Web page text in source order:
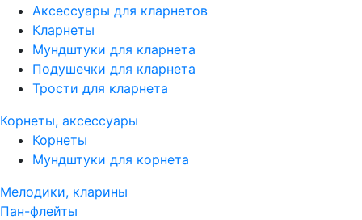
Аксессуары для кларнетов
Кларнеты
Мундштуки для кларнета
Подушечки для кларнета
Трости для кларнета
Корнеты, аксессуары
Корнеты
Мундштуки для корнета
Мелодики, кларины
Пан-флейты